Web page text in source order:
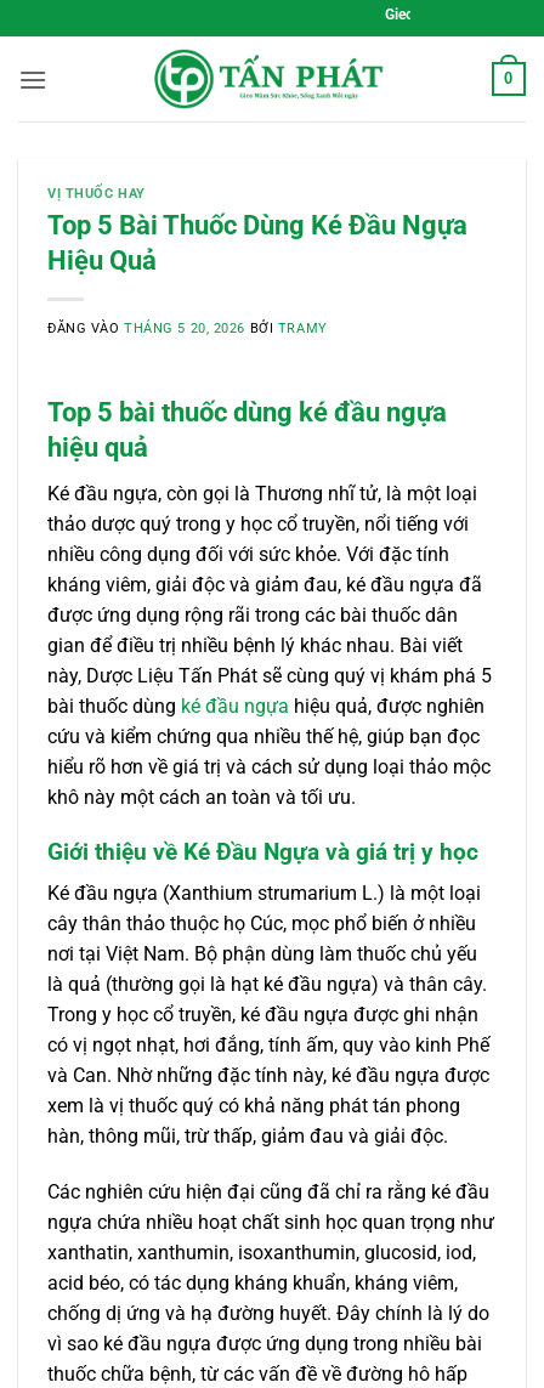
qua
nội
Gieo Mầm Sức Khỏe, Sống Xanh Mỗi
0
VỊ THUỐC HAY
Top 5 Bài Thuốc Dùng Ké Đầu Ngựa
Hiệu Quả
ĐĂNG VÀOTHÁNG 5 20, 2026 BỞI TRAMY
Top 5 bài thuốc dùng ké đầu ngựa
hiệu quả
Ké đầu ngựa, còn gọi là Thương nhĩ tử, là một loại
thảo dược quý trong y học cổ truyền, nổi tiếng với
nhiều công dụng đối với sức khỏe. Với đặc tính
kháng viêm, giải độc và giảm đau, ké đầu ngựa đã
được ứng dụng rộng rãi trong các bài thuốc dân
gian để điều trị nhiều bệnh lý khác nhau. Bài viết
này, Dược Liệu Tấn Phát sẽ cùng quý vị khám phá 5
bài thuốc dùng ké đầu ngựa hiệu quả, được nghiên
cứu và kiểm chứng qua nhiều thế hệ, giúp bạn đọc
hiểu rõ hơn về giá trị và cách sử dụng loại thảo mộc
khô này một cách an toàn và tối ưu.
Giới thiệu về Ké Đầu Ngựa và giá trị y học
Ké đầu ngựa (Xanthium strumarium L.) là một loại
cây thân thảo thuộc họ Cúc, mọc phổ biến ở nhiều
nơi tại Việt Nam. Bộ phận dùng làm thuốc chủ yếu
là quả (thường gọi là hạt ké đầu ngựa) và thân cây.
Trong y học cổ truyền, ké đầu ngựa được ghi nhận
có vị ngọt nhạt, hơi đắng, tính ấm, quy vào kinh Phế
và Can. Nhờ những đặc tính này, ké đầu ngựa được
xem là vị thuốc quý có khả năng phát tán phong
hàn, thông mũi, trừ thấp, giảm đau và giải độc.
Các nghiên cứu hiện đại cũng đã chỉ ra rằng ké đầu
ngựa chứa nhiều hoạt chất sinh học quan trọng như
xanthatin, xanthumin, isoxanthumin, glucosid, iod,
acid béo, có tác dụng kháng khuẩn, kháng viêm,
chống dị ứng và hạ đường huyết. Đây chính là lý do
vì sao ké đầu ngựa được ứng dụng trong nhiều bài
thuốc chữa bệnh, từ các vấn đề về đường hô hấp